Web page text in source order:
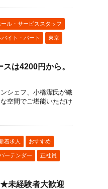
ール・サービススタッフ
バイト・パート 東京
は4200円から。
シェフ、小橋潔氏が織
空間でご堪能いただけ
着求人 おすすめ
ーテンダー 正社員
★未経験者大歓迎